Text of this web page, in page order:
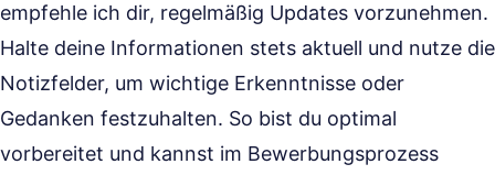
empfehle ich dir, regelmäßig Updates vorzunehmen.
Halte deine Informationen stets aktuell und nutze die
Notizfelder, um wichtige Erkenntnisse oder
Gedanken festzuhalten. So bist du optimal
vorbereitet und kannst im Bewerbungsprozess